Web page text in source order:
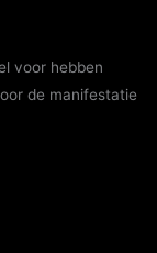
voor hebben
de manifestatie